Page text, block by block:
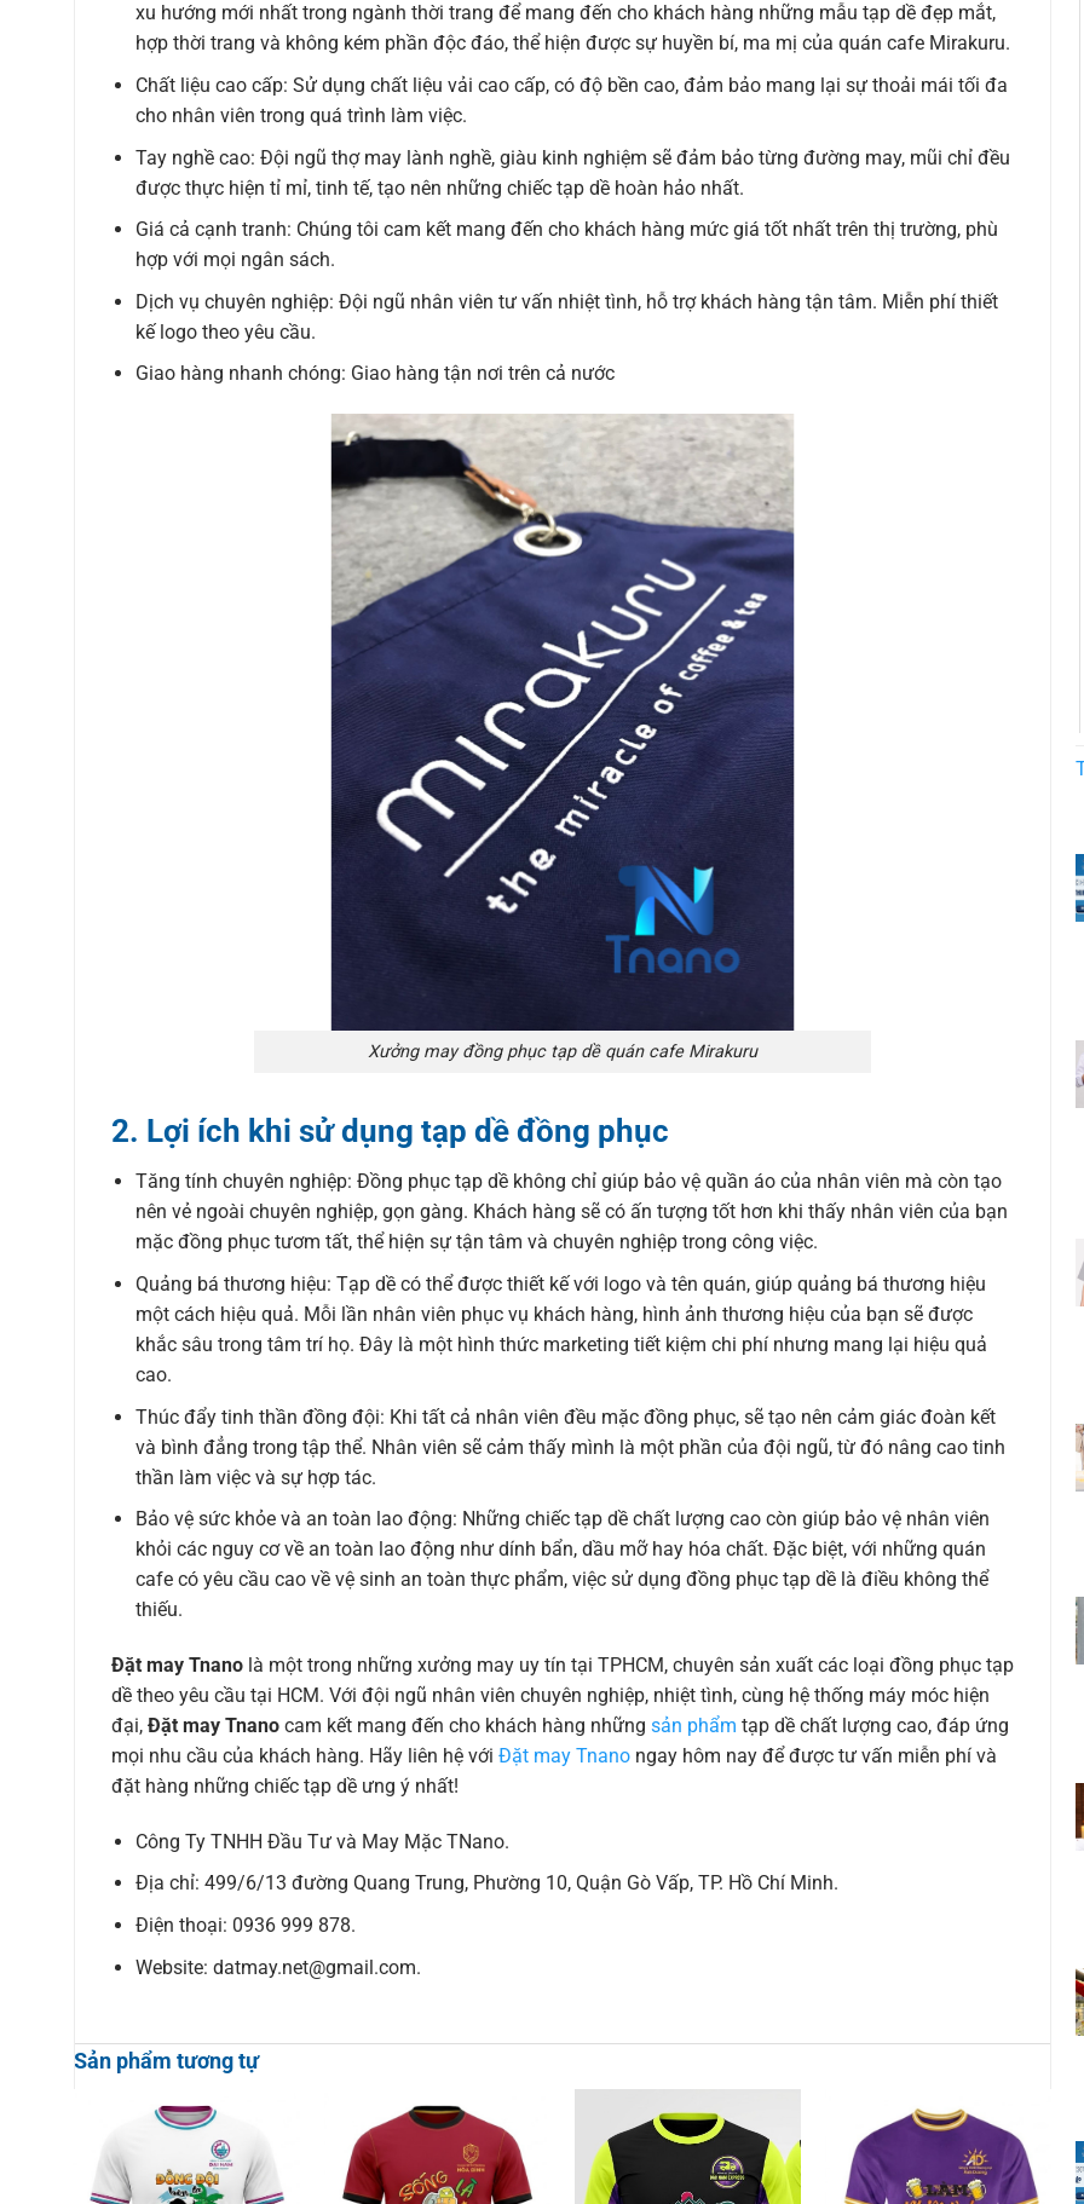
xu hướng mới nhất trong ngành thời trang để mang đến cho khách hàng những mẫu tạp dề đẹp mắt,
hợp thời trang và không kém phần độc đáo, thể hiện được sự huyền bí, ma mị của quán cafe Mirakuru.
Chất liệu cao cấp: Sử dụng chất liệu vải cao cấp, có độ bền cao, đảm bảo mang lại sự thoải mái tối đa
cho nhân viên trong quá trình làm việc.
Tay nghề cao: Đội ngũ thợ may lành nghề, giàu kinh nghiệm sẽ đảm bảo từng đường may, mũi chỉ đều
được thực hiện tỉ mỉ, tinh tế, tạo nên những chiếc tạp dề hoàn hảo nhất.
Giá cả cạnh tranh: Chúng tôi cam kết mang đến cho khách hàng mức giá tốt nhất trên thị trường, phù
hợp với mọi ngân sách.
Dịch vụ chuyên nghiệp: Đội ngũ nhân viên tư vấn nhiệt tình, hỗ trợ khách hàng tận tâm. Miễn phí thiết
kế logo theo yêu cầu.
Giao hàng nhanh chóng: Giao hàng tận nơi trên cả nước
Xưởng may đồng phục tạp dề quán cafe Mirakuru
2. Lợi ích khi sử dụng tạp dề đồng phục
Tăng tính chuyên nghiệp: Đồng phục tạp dề không chỉ giúp bảo vệ quần áo của nhân viên mà còn tạo
nên vẻ ngoài chuyên nghiệp, gọn gàng. Khách hàng sẽ có ấn tượng tốt hơn khi thấy nhân viên của bạn
mặc đồng phục tươm tất, thể hiện sự tận tâm và chuyên nghiệp trong công việc.
Quảng bá thương hiệu: Tạp dề có thể được thiết kế với logo và tên quán, giúp quảng bá thương hiệu
một cách hiệu quả. Mỗi lần nhân viên phục vụ khách hàng, hình ảnh thương hiệu của bạn sẽ được
khắc sâu trong tâm trí họ. Đây là một hình thức marketing tiết kiệm chi phí nhưng mang lại hiệu quả
cao.
Thúc đẩy tinh thần đồng đội: Khi tất cả nhân viên đều mặc đồng phục, sẽ tạo nên cảm giác đoàn kết
và bình đẳng trong tập thể. Nhân viên sẽ cảm thấy mình là một phần của đội ngũ, từ đó nâng cao tinh
thần làm việc và sự hợp tác.
Bảo vệ sức khỏe và an toàn lao động: Những chiếc tạp dề chất lượng cao còn giúp bảo vệ nhân viên
khỏi các nguy cơ về an toàn lao động như dính bẩn, dầu mỡ hay hóa chất. Đặc biệt, với những quán
cafe có yêu cầu cao về vệ sinh an toàn thực phẩm, việc sử dụng đồng phục tạp dề là điều không thể
thiếu.
Đặt may Tnanolà một trong những xưởng may uy tín tại TPHCM, chuyên sản xuất các loại đồng phục tạp
dề theo yêu cầu tại HCM. Với đội ngũ nhân viên chuyên nghiệp, nhiệt tình, cùng hệ thống máy móc hiện
đại, Đặt may Tnanocam kết mang đến cho khách hàng những sản phẩm tạp dề chất lượng cao, đáp ứng
mọi nhu cầu của khách hàng. Hãy liên hệ với Đặt may Tnanongay hôm nay để được tư vấn miễn phí và
đặt hàng những chiếc tạp dề ưng ý nhất!
Công Ty TNHH Đầu Tư và May Mặc TNano.
Địa chỉ: 499/6/13 đường Quang Trung, Phường 10, Quận Gò Vấp, TP. Hồ Chí Minh.
Điện thoại: 0936 999 878.
Website: datmay.net@gmail.com.
Sản phẩm tương tự